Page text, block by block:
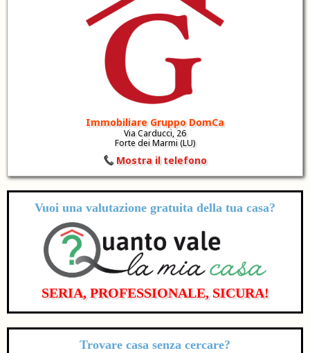
Immobiliare Gruppo DomCa
Via Carducci, 26
Forte dei Marmi (LU)
Mostra il telefono
Vuoi una valutazione gratuita della tua casa?
SERIA, PROFESSIONALE, SICURA!
Trovare casa senza cercare?